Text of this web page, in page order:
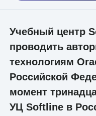
Учебный центр
проводить
технологиям
Российской
момент
УЦ Softline в